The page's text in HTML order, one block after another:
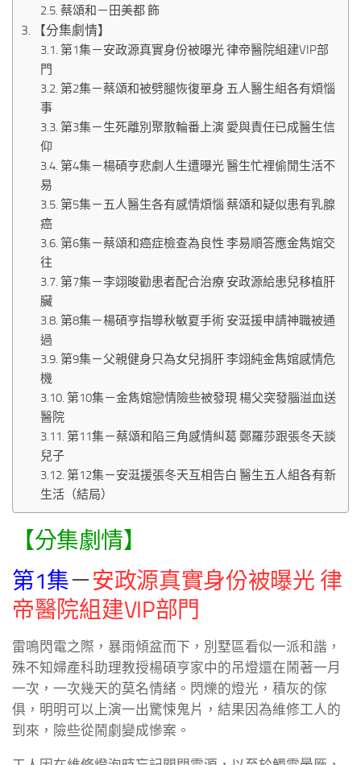
蔡頌和－田美都 飾
【分集劇情】
第1集－安政源真實身份被曝光 律帝醫院組建VIP部
門
第2集－蔡頌和被劈腿恢復單身 五人醫生組各有煩惱
事
第3集－生死離別聚散輪番上演 愛與責任已成醫生信
仰
第4集－楊碩亨悲劇人生遭曝光 醫生忙裡偷閒生活不
易
第5集－五人醫生各有感情煩惱 蔡頌和疑似患有乳腺
癌
第6集－蔡頌和癌症檢查為良性 李易順答應金雋婠交
往
第7集－李翊晙勸患者配合治療 安政源給患兒移植肝
臟
第8集－楊碩亨指導秋敏夏手術 安涏援申請神職被通
過
第9集－父親健身只為女兒捐肝 李翊純金雋婠感情危
機
第10集－金雋婠戀情險些被發現 楊父突發腦溢血送
醫院
第11集－蔡頌和陷三角感情糾葛 鄭羅莎跟張冬天談
兒子
第12集－安涏援張冬天互相告白 醫生五人組各有新
生活（結局）
【分集劇情】
第1集－安政源真實身份被曝光 律
帝醫院組建VIP部門
雷鳴閃電之際，暴雨傾盆而下，別墅區看似一派和諧，
殊不知婦產科助理教授楊碩亨家中的吊燈還在鬧著一月
一次，一次幾天的莫名情緒。閃爍的燈光，積灰的傢
俱，明明可以上演一出驚悚鬼片，結果因為維修工人的
到來，險些從鬧劇變成慘案。